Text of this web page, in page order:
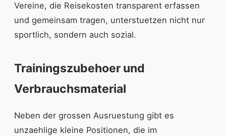
Vereine, die Reisekosten transparent erfassen
und gemeinsam tragen, unterstuetzen nicht nur
sportlich, sondern auch sozial.
Trainingszubehoer und
Verbrauchsmaterial
Neben der grossen Ausruestung gibt es
unzaehlige kleine Positionen, die im